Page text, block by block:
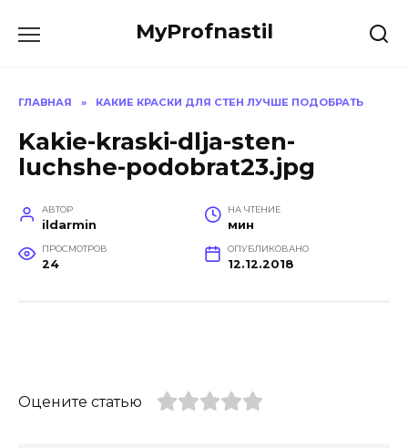
MyProfnastil
ГЛАВНАЯ » КАКИЕ КРАСКИ ДЛЯ СТЕН ЛУЧШЕ ПОДОБРАТЬ
Kakie-kraski-dlja-sten-
luchshe-podobrat23.jpg
АВТОР
ildarmin
НА ЧТЕНИЕ
мин
ПРОСМОТРОВ
24
ОПУБЛИКОВАНО
12.12.2018
Оцените статью